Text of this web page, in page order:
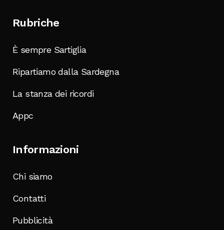
Rubriche
È sempre Sartiglia
Ripartiamo dalla Sardegna
La stanza dei ricordi
Appc
Informazioni
Chi siamo
Contatti
Pubblicità